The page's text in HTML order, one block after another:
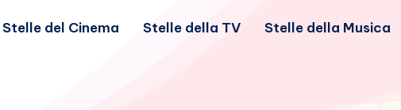
Stelle del Cinema Stelle della TV Stelle della Musica